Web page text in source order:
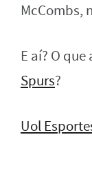
McCombs,
E aí? O
Spurs?
Uol